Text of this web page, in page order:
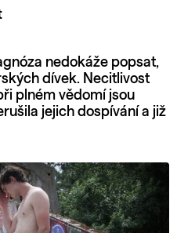
nedokáže popsat,
dívek. Necitlivost
plném vědomí jsou
jejich dospívání a již